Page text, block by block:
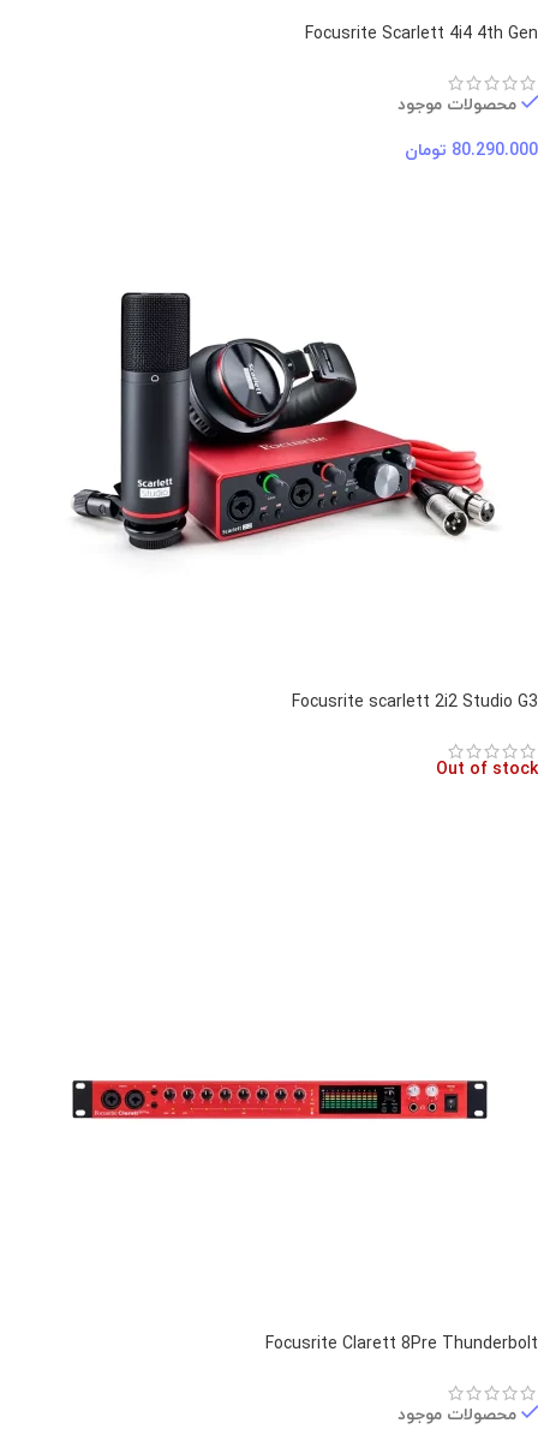
Focusrite Scarlett 4i4 4th Gen
محصولات موجود
80.290.000 تومان
Focusrite scarlett 2i2 Studio G3
Out of stock
Focusrite Clarett 8Pre Thunderbolt
محصولات موجود